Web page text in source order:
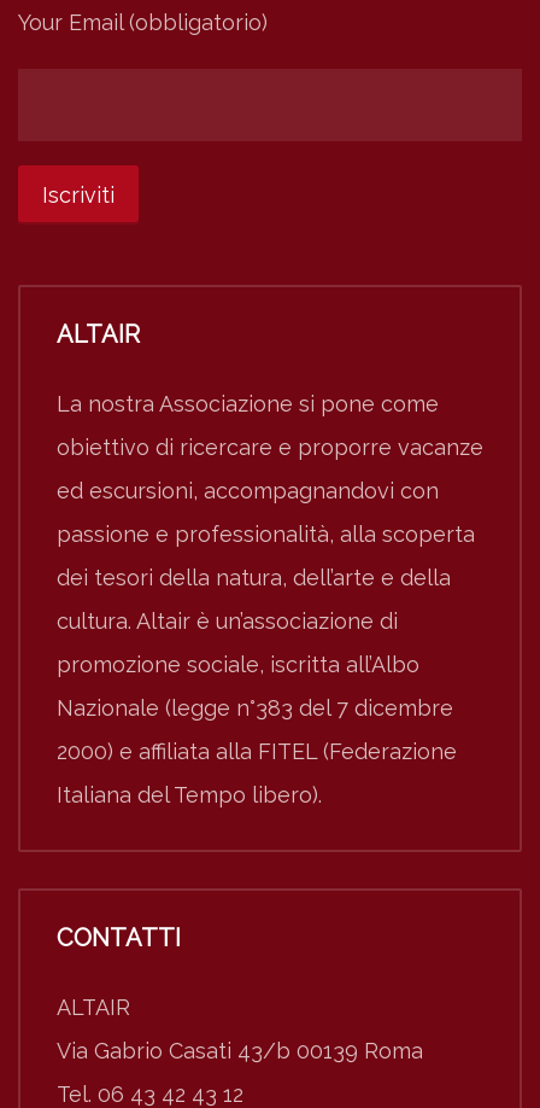
Your Email (obbligatorio)
ALTAIR
La nostra Associazione si pone come
obiettivo di ricercare e proporre vacanze
ed escursioni, accompagnandovi con
passione e professionalità, alla scoperta
dei tesori della natura, dell’arte e della
cultura. Altair è un’associazione di
promozione sociale, iscritta all’Albo
Nazionale (legge n°383 del 7 dicembre
2000) e affiliata alla FITEL (Federazione
Italiana del Tempo libero).
CONTATTI
ALTAIR
Via Gabrio Casati 43/b 00139 Roma
Tel. 06 43 42 43 12